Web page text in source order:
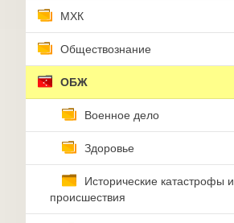
МХК
Обществознание
ОБЖ
Военное дело
Здоровье
Исторические катастрофы и
происшествия